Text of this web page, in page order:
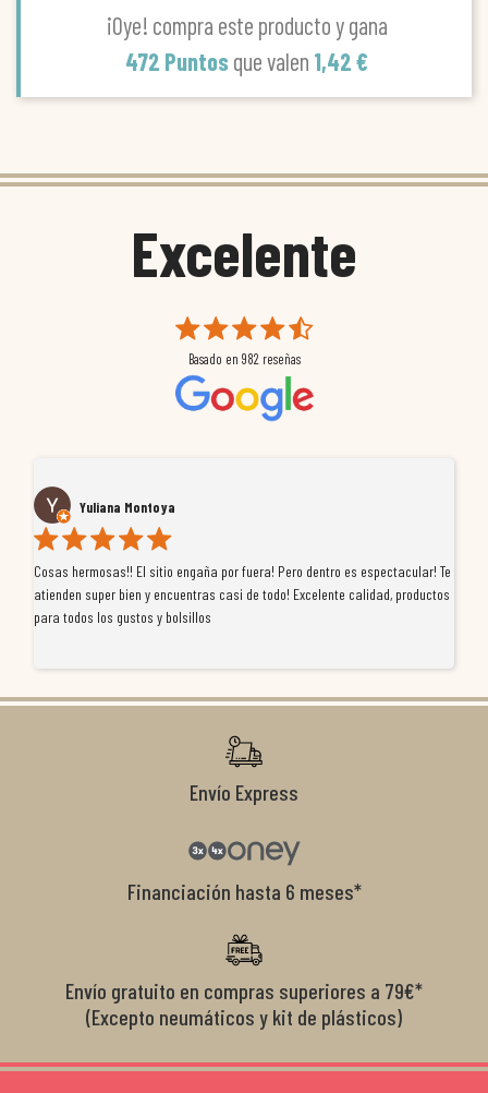
¡Oye! compra este producto y gana
472 Puntos que valen 1,42 €
Excelente
Basado en 982 reseñas
Yuliana Montoya
Cosas hermosas!! El sitio engaña por fuera! Pero dentro es espectacular! Te
atienden super bien y encuentras casi de todo! Excelente calidad, productos
para todos los gustos y bolsillos
Envío Express
Financiación hasta 6 meses*
Envío gratuito en compras superiores a 79€*
(Excepto neumáticos y kit de plásticos)